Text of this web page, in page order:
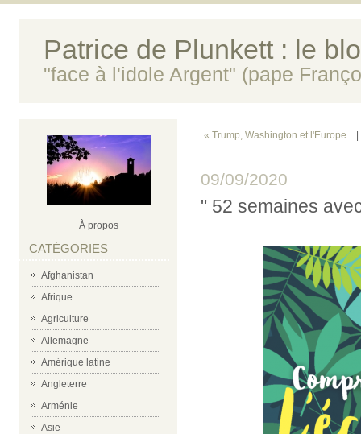
Patrice de Plunkett : le
"face à l'idole Argent" (pape
À propos
CATÉGORIES
Afghanistan
Afrique
Agriculture
Allemagne
Amérique latine
Angleterre
Arménie
Asie
« Trump, Washington et l'Europe...
09/09/2020
" 52 semaines